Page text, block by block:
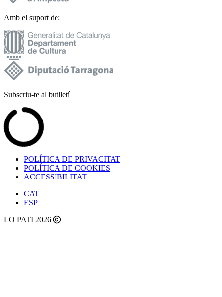
Amb el suport de:
Subscriu-te al butlletí
POLÍTICA DE PRIVACITAT
POLÍTICA DE COOKIES
ACCESSIBILITAT
CAT
ESP
LO PATI 2026